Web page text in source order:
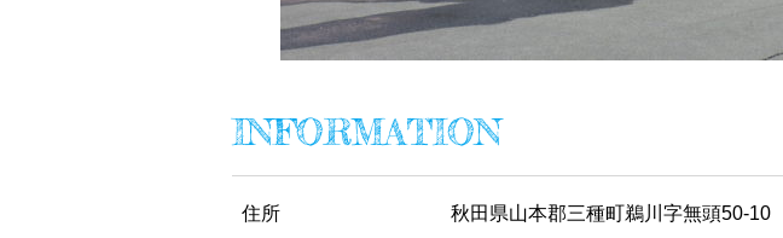
INFORMATION
住所 秋田県山本郡三種町鵜川字無頭50-10